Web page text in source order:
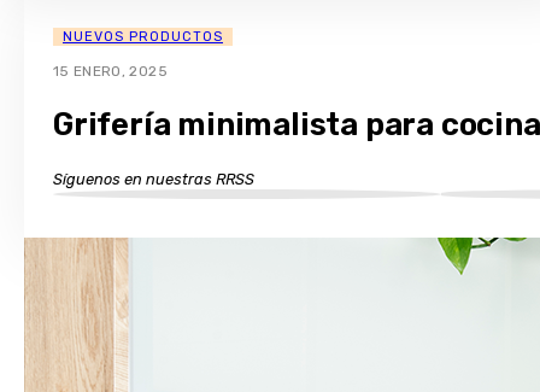
NUEVOS PRODUCTOS
15 ENERO, 2025
Grifería minimalista para
Síguenos en nuestras RRSS